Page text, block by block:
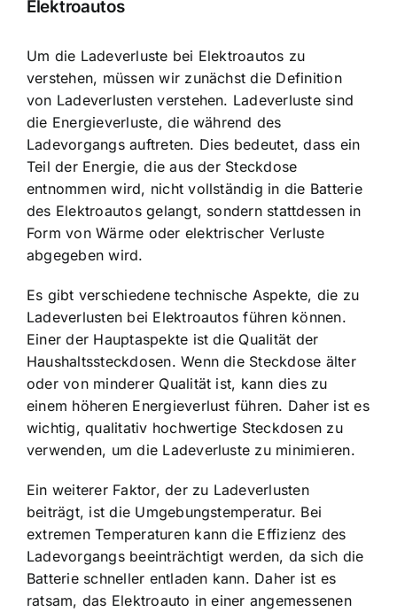
Elektroautos
Um die Ladeverluste bei Elektroautos zu
verstehen, müssen wir zunächst die Definition
von Ladeverlusten verstehen. Ladeverluste sind
die Energieverluste, die während des
Ladevorgangs auftreten. Dies bedeutet, dass ein
Teil der Energie, die aus der Steckdose
entnommen wird, nicht vollständig in die Batterie
des Elektroautos gelangt, sondern stattdessen in
Form von Wärme oder elektrischer Verluste
abgegeben wird.
Es gibt verschiedene technische Aspekte, die zu
Ladeverlusten bei Elektroautos führen können.
Einer der Hauptaspekte ist die Qualität der
Haushaltssteckdosen. Wenn die Steckdose älter
oder von minderer Qualität ist, kann dies zu
einem höheren Energieverlust führen. Daher ist es
wichtig, qualitativ hochwertige Steckdosen zu
verwenden, um die Ladeverluste zu minimieren.
Ein weiterer Faktor, der zu Ladeverlusten
beiträgt, ist die Umgebungstemperatur. Bei
extremen Temperaturen kann die Effizienz des
Ladevorgangs beeinträchtigt werden, da sich die
Batterie schneller entladen kann. Daher ist es
ratsam, das Elektroauto in einer angemessenen